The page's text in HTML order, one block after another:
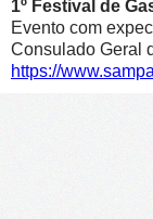
1º Festival de
Evento com
Consulado Geral
https://